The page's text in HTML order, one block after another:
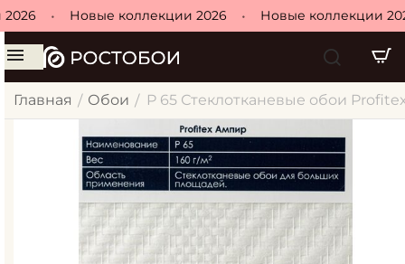
Новые коллекции 2026 Новые коллекции
Главная / Обои / P 65 Стеклотканевые обои